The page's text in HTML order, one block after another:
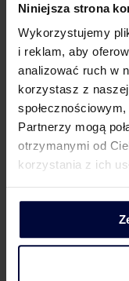
Niniejsza strona
Wykorzystujemy
i reklam, aby
analizować ruch w
korzystasz z
Partnerzy mogą
otrzymanymi od
korzystania z ich
a wynikało z
materiałów
(braki
ryzyko
jako kosztu
na
projektach?
Nasza
o kredyt
udziałowiec
poręczenia.
transakcja w